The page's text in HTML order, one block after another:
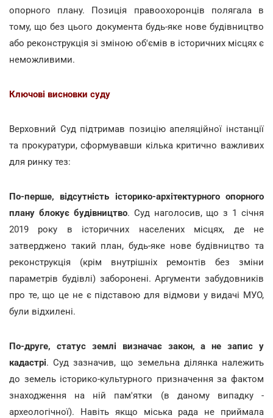
опорного плану. Позиція правоохоронців полягала в
тому, що без цього документа будь-яке нове будівництво
або реконструкція зі зміною об'ємів в історичних місцях є
неможливими.
Ключові висновки суду
Верховний Суд підтримав позицію апеляційної інстанції
та прокуратури, сформувавши кілька критично важливих
для ринку тез:
По-перше, відсутність історико-архітектурного опорного
плану блокує будівництво. Суд наголосив, що з 1 січня
2019 року в історичних населених місцях, де не
затверджено такий план, будь-яке нове будівництво та
реконструкція (крім внутрішніх ремонтів без зміни
параметрів будівлі) заборонені. Аргументи забудовників
про те, що це не є підставою для відмови у видачі МУО,
були відхилені.
По-друге, статус землі визначає закон, а не запис у
кадастрі. Суд зазначив, що земельна ділянка належить
до земель історико-культурного призначення за фактом
знаходження на ній пам'ятки (в даному випадку -
археологічної). Навіть якщо міська рада не приймала